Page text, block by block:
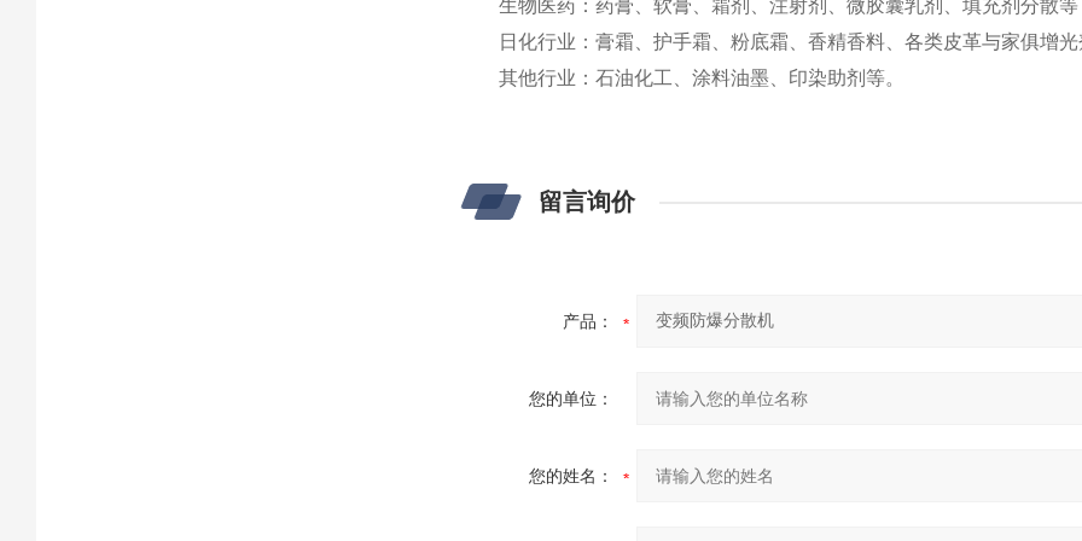
生物医药：药膏、软膏、霜剂、注射剂、微胶囊乳剂、填充剂分散等
日化行业：膏霜、护手霜、粉底霜、香精香料、各类皮革与家俱增光
其他行业：石油化工、涂料油墨、印染助剂等。
留言询价
产品：
您的单位：
您的姓名：